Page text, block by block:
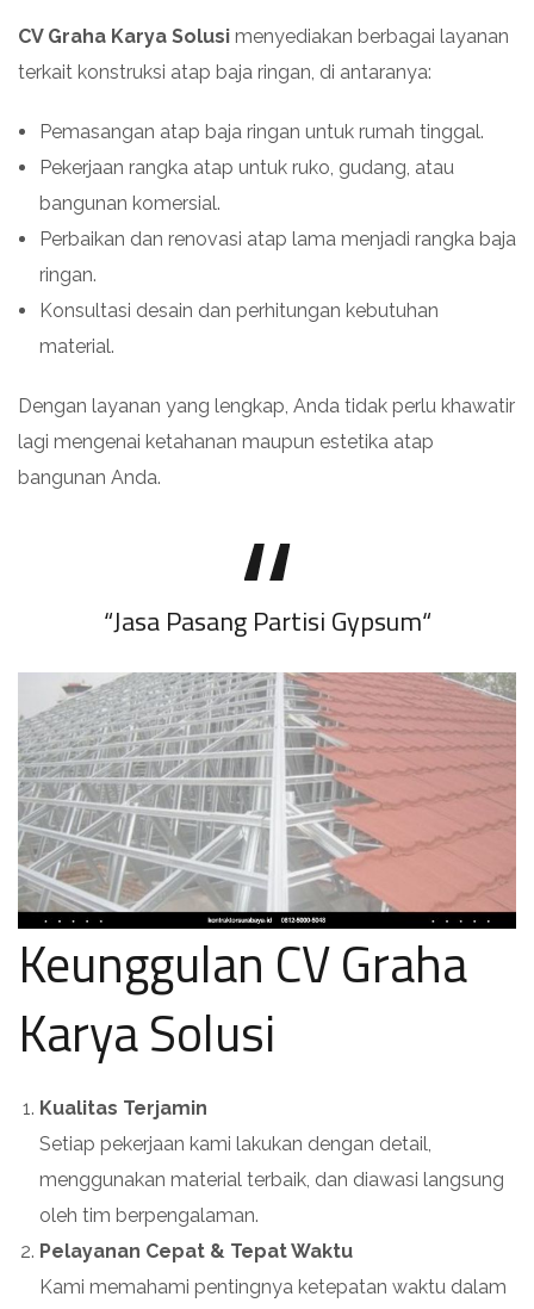
CV Graha Karya Solusi menyediakan berbagai layanan
terkait konstruksi atap baja ringan, di antaranya:
Pemasangan atap baja ringan untuk rumah tinggal.
Pekerjaan rangka atap untuk ruko, gudang, atau
bangunan komersial.
Perbaikan dan renovasi atap lama menjadi rangka baja
ringan.
Konsultasi desain dan perhitungan kebutuhan
material.
Dengan layanan yang lengkap, Anda tidak perlu khawatir
lagi mengenai ketahanan maupun estetika atap
bangunan Anda.
“Jasa Pasang Partisi Gypsum“
Keunggulan CV Graha
Karya Solusi
Kualitas Terjamin
Setiap pekerjaan kami lakukan dengan detail,
menggunakan material terbaik, dan diawasi langsung
oleh tim berpengalaman.
Pelayanan Cepat & Tepat Waktu
Kami memahami pentingnya ketepatan waktu dalam